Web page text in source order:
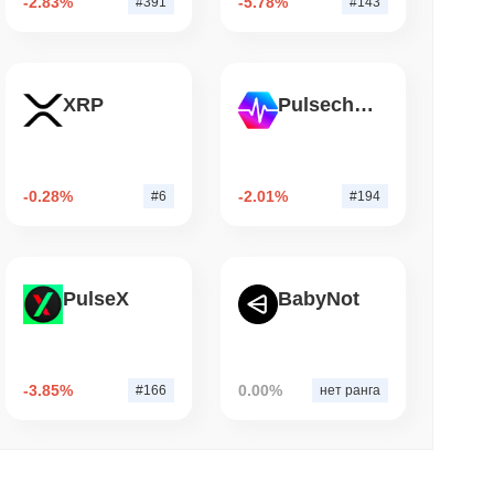
чтение XRP
-0.28% #6
Pulsechain
-2.01% #194
PulseX
-3.85% #166
BabyNot
0.00% нет ранга